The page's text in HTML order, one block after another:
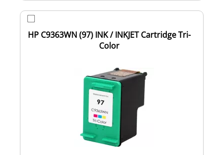
HP C9363WN (97) INK / INKJET Cartridge Tri-
Color